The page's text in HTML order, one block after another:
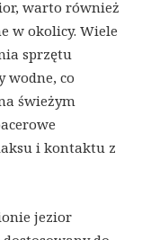
warto również
w okolicy. Wiele
sprzętu
wodne, co
świeżym
i kontaktu z
jezior